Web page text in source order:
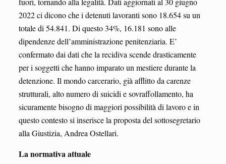
2022 ci dicono che i detenuti lavoranti sono 18.654 su un
totale di 54.841. Di questo 34%, 16.181 sono alle
dipendenze dell’amministrazione penitenziaria. E’
confermato dai dati che la recidiva scende drasticamente
per i soggetti che hanno imparato un mestiere durante la
detenzione. Il mondo carcerario, già afflitto da carenze
strutturali, alto numero di suicidi e sovraffollamento, ha
sicuramente bisogno di maggiori possibilità di lavoro e in
questo contesto si inserisce la proposta del sottosegretario
alla Giustizia, Andrea Ostellari.
La normativa attuale